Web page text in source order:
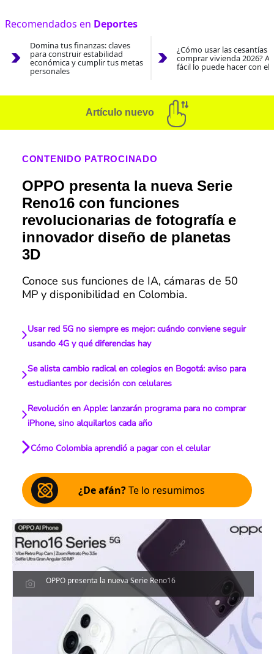
Recomendados en Deportes
Domina tus finanzas: claves
para construir estabilidad
económica y cumplir tus metas
personales
¿Cómo usar las cesantías
comprar vivienda 2026?
fácil lo puede hacer con el
Artículo nuevo
CONTENIDO PATROCINADO
OPPO presenta la nueva Serie
Reno16 con funciones
revolucionarias de fotografía e
innovador diseño de planetas
3D
Conoce sus funciones de IA, cámaras de 50
MP y disponibilidad en Colombia.
Usar red 5G no siempre es mejor: cuándo conviene seguir
usando 4G y qué diferencias hay
Se alista cambio radical en colegios en Bogotá: aviso para
estudiantes por decisión con celulares
Revolución en Apple: lanzarán programa para no comprar
iPhone, sino alquilarlos cada año
Cómo Colombia aprendió a pagar con el celular
¿De afán?Te lo resumimos
OPPO presenta la nueva Serie Reno16